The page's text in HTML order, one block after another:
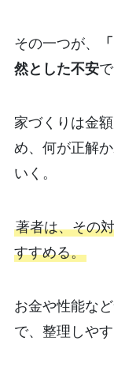
その一つが、
然とした不安で
家づくりは金
め、何が正解
いく。
著者は、その
すすめる。
お金や性能な
で、整理しや